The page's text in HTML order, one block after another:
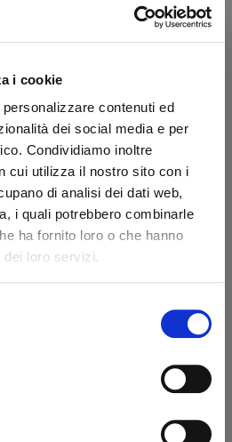
i cookie
contenuti ed
dei social media e per
Condividiamo inoltre
cui utilizza il nostro sito con i
di analisi dei dati web,
i quali potrebbero combinarle
ha fornito loro o che hanno
loro servizi.
number?
say about us
profile source
- the ordered
even in guiding me to